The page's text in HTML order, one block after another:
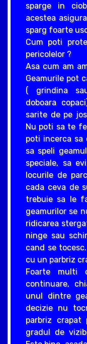
sparge in
acestea
sparg foarte
Cum poti
pericolelor ?
Asa cum am
Geamurile pot
( grindina
doboara
sarite de pe
Nu poti sa te
poti incerca sa
sa speli
speciale, sa
locurile de
cada ceva de
trebuie sa le
geamurilor se
ridicarea
ninge sau
cand se
cu un parbriz
Foarte multi
continuare,
unul dintre
decizie nu
parbriz
gradul de